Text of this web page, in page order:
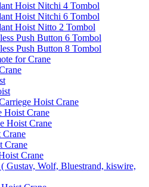
Hoist Nitchi 4 Tombol
Hoist Nitchi 6 Tombol
Hoist Nitto 2 Tombol
Push Button 6 Tombol
Push Button 8 Tombol
for Crane
Hoist Crane
Hoist Crane
Hoist Crane
Crane
Crane
Crane
Gustav, Wolf, Bluestrand, kiswire,